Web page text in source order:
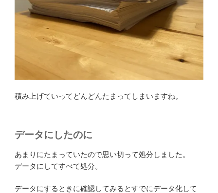
積み上げていってどんどんたまってしまいますね。
データにしたのに
あまりにたまっていたので思い切って処分しました。
データにしてすべて処分。
データにするときに確認してみるとすでにデータ化して